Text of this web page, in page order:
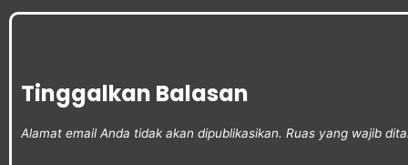
Tinggalkan Balasan
Alamat email Anda tidak akan dipublikasikan. Ruas yang wajib